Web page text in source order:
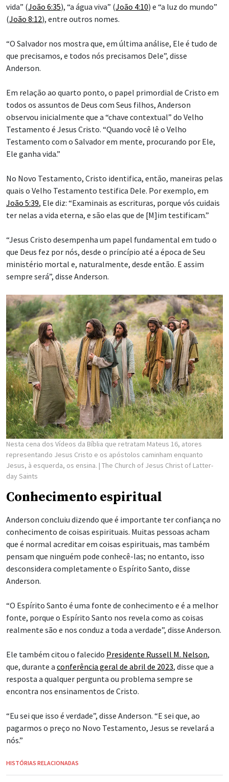
vida” (João 6:35), “a água viva” (João 4:10) e “a luz do mundo”
(João 8:12), entre outros nomes.
“O Salvador nos mostra que, em última análise, Ele é tudo de
que precisamos, e todos nós precisamos Dele”, disse
Anderson.
Em relação ao quarto ponto, o papel primordial de Cristo em
todos os assuntos de Deus com Seus filhos, Anderson
observou inicialmente que a “chave contextual” do Velho
Testamento é Jesus Cristo. “Quando você lê o Velho
Testamento com o Salvador em mente, procurando por Ele,
Ele ganha vida.”
No Novo Testamento, Cristo identifica, então, maneiras pelas
quais o Velho Testamento testifica Dele. Por exemplo, em
João 5:39, Ele diz: “Examinais as escrituras, porque vós cuidais
ter nelas a vida eterna, e são elas que de [M]im testificam.”
“Jesus Cristo desempenha um papel fundamental em tudo o
que Deus fez por nós, desde o princípio até a época de Seu
ministério mortal e, naturalmente, desde então. E assim
sempre será”, disse Anderson.
Nesta cena dos Vídeos da Bíblia que retratam Mateus 16, atores
representando Jesus Cristo e os apóstolos caminham enquanto
Jesus, à esquerda, os ensina. | The Church of Jesus Christ of Latter-
day Saints
Conhecimento espiritual
Anderson concluiu dizendo que é importante ter confiança no
conhecimento de coisas espirituais. Muitas pessoas acham
que é normal acreditar em coisas espirituais, mas também
pensam que ninguém pode conhecê-las; no entanto, isso
desconsidera completamente o Espírito Santo, disse
Anderson.
“O Espírito Santo é uma fonte de conhecimento e é a melhor
fonte, porque o Espírito Santo nos revela como as coisas
realmente são e nos conduz a toda a verdade”, disse Anderson.
Ele também citou o falecido Presidente Russell M. Nelson,
que, durante a conferência geral de abril de 2023, disse que a
resposta a qualquer pergunta ou problema sempre se
encontra nos ensinamentos de Cristo.
“Eu sei que isso é verdade”, disse Anderson. “E sei que, ao
pagarmos o preço no Novo Testamento, Jesus se revelará a
nós.”
HISTÓRIAS RELACIONADAS